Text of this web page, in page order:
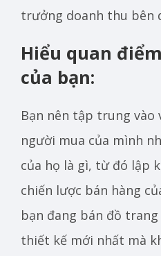
trưởng doanh thu bên
Hiểu quan
của bạn:
Bạn nên tập trung vào
người mua của mình
của họ là gì, từ đó lập
chiến lược bán hàng
bạn đang bán đồ
thiết kế mới nhất mà